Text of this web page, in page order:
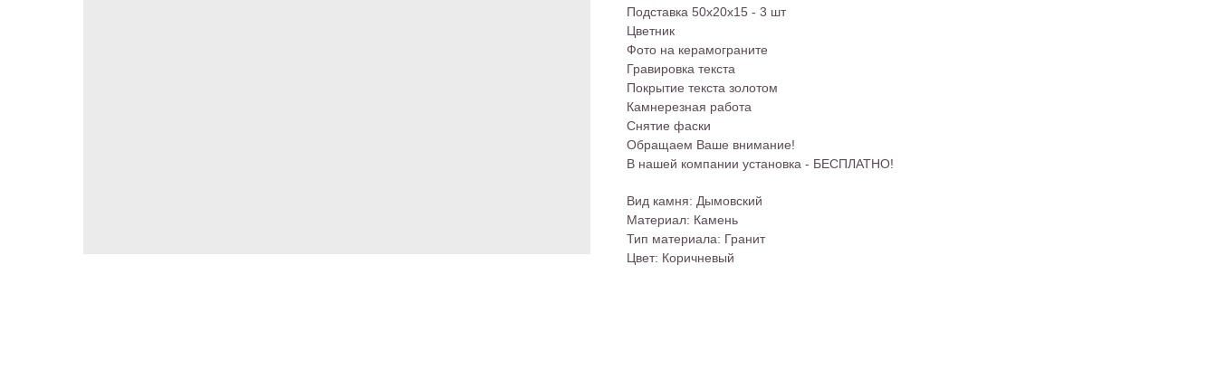
Подставка 50х20х15 - 3 шт
Цветник
Фото на керамограните
Гравировка текста
Покрытие текста золотом
Камнерезная работа
Снятие фаски
Обращаем Ваше внимание!
В нашей компании установка - БЕСПЛАТНО!
Вид камня: Дымовский
Материал: Камень
Тип материала: Гранит
Цвет: Коричневый